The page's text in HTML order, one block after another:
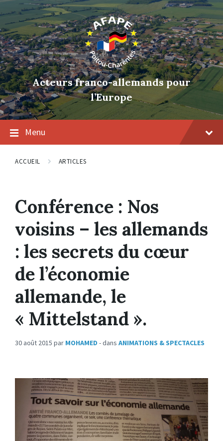
Skip
to
content
Skip
to
main
navigation
Skip
to
footer
Acteurs franco-allemands pour
l’Europe
Menu
ACCUEIL ARTICLES
Conférence : Nos
voisins – les allemands
: les secrets du cœur
de l’économie
allemande, le
« Mittelstand ».
30 août 2015 par MOHAMED - dans ANIMATIONS & SPECTACLES